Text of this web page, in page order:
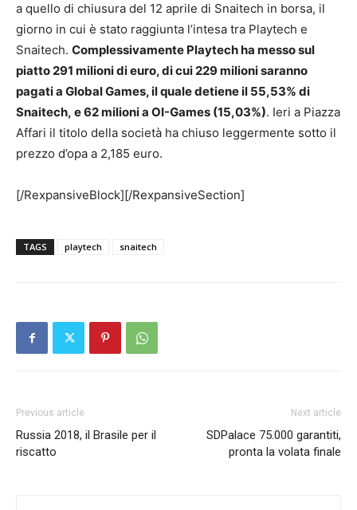
a quello di chiusura del 12 aprile di Snaitech in borsa, il
giorno in cui è stato raggiunta l’intesa tra Playtech e
Snaitech. Complessivamente Playtech ha messo sul
piatto 291 milioni di euro, di cui 229 milioni saranno
pagati a Global Games, il quale detiene il 55,53% di
Snaitech, e 62 milioni a OI-Games (15,03%). Ieri a Piazza
Affari il titolo della società ha chiuso leggermente sotto il
prezzo d’opa a 2,185 euro.
[/RexpansiveBlock][/RexpansiveSection]
TAGS playtech snaitech
Previous article
Russia 2018, il Brasile per il
riscatto
Next article
SDPalace 75.000 garantiti,
pronta la volata finale